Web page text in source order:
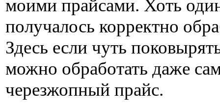
моими прайсами. Хоть
получалось корректно
Здесь если чуть
можно обработать даже
черезжопный прайс.